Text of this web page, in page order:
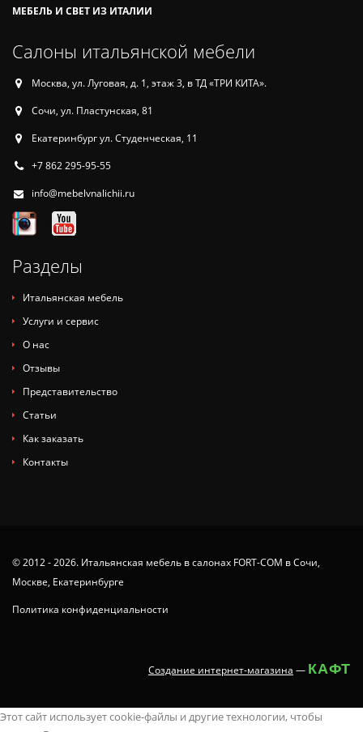
МЕБЕЛЬ И СВЕТ ИЗ ИТАЛИИ
Салоны итальянской мебели
Москва, ул. Луговая, д. 1, этаж 3, в ТД «ТРИ КИТА».
Сочи, ул. Пластунская, 81
Екатеринбург ул. Студенческая, 11
+7 862 295-95-55
info@mebelvnalichii.ru
Разделы
Итальянская мебель
Услуги и сервис
О нас
Отзывы
Представительство
Статьи
Как заказать
Контакты
© 2012 - 2026. Итальянская мебель в салонах FORT-COM в Сочи,
Москве, Екатеринбурге
Политика конфиденциальности
Создание интернет-магазина — КАФТ
tamil
x
animaltube
deshi
juy-
ang
you
ang
nude
neha
latest
سكس
masaladei
xx.videos
dissidia
Этот сайт использует cookie-файлы и другие технологии, чтобы